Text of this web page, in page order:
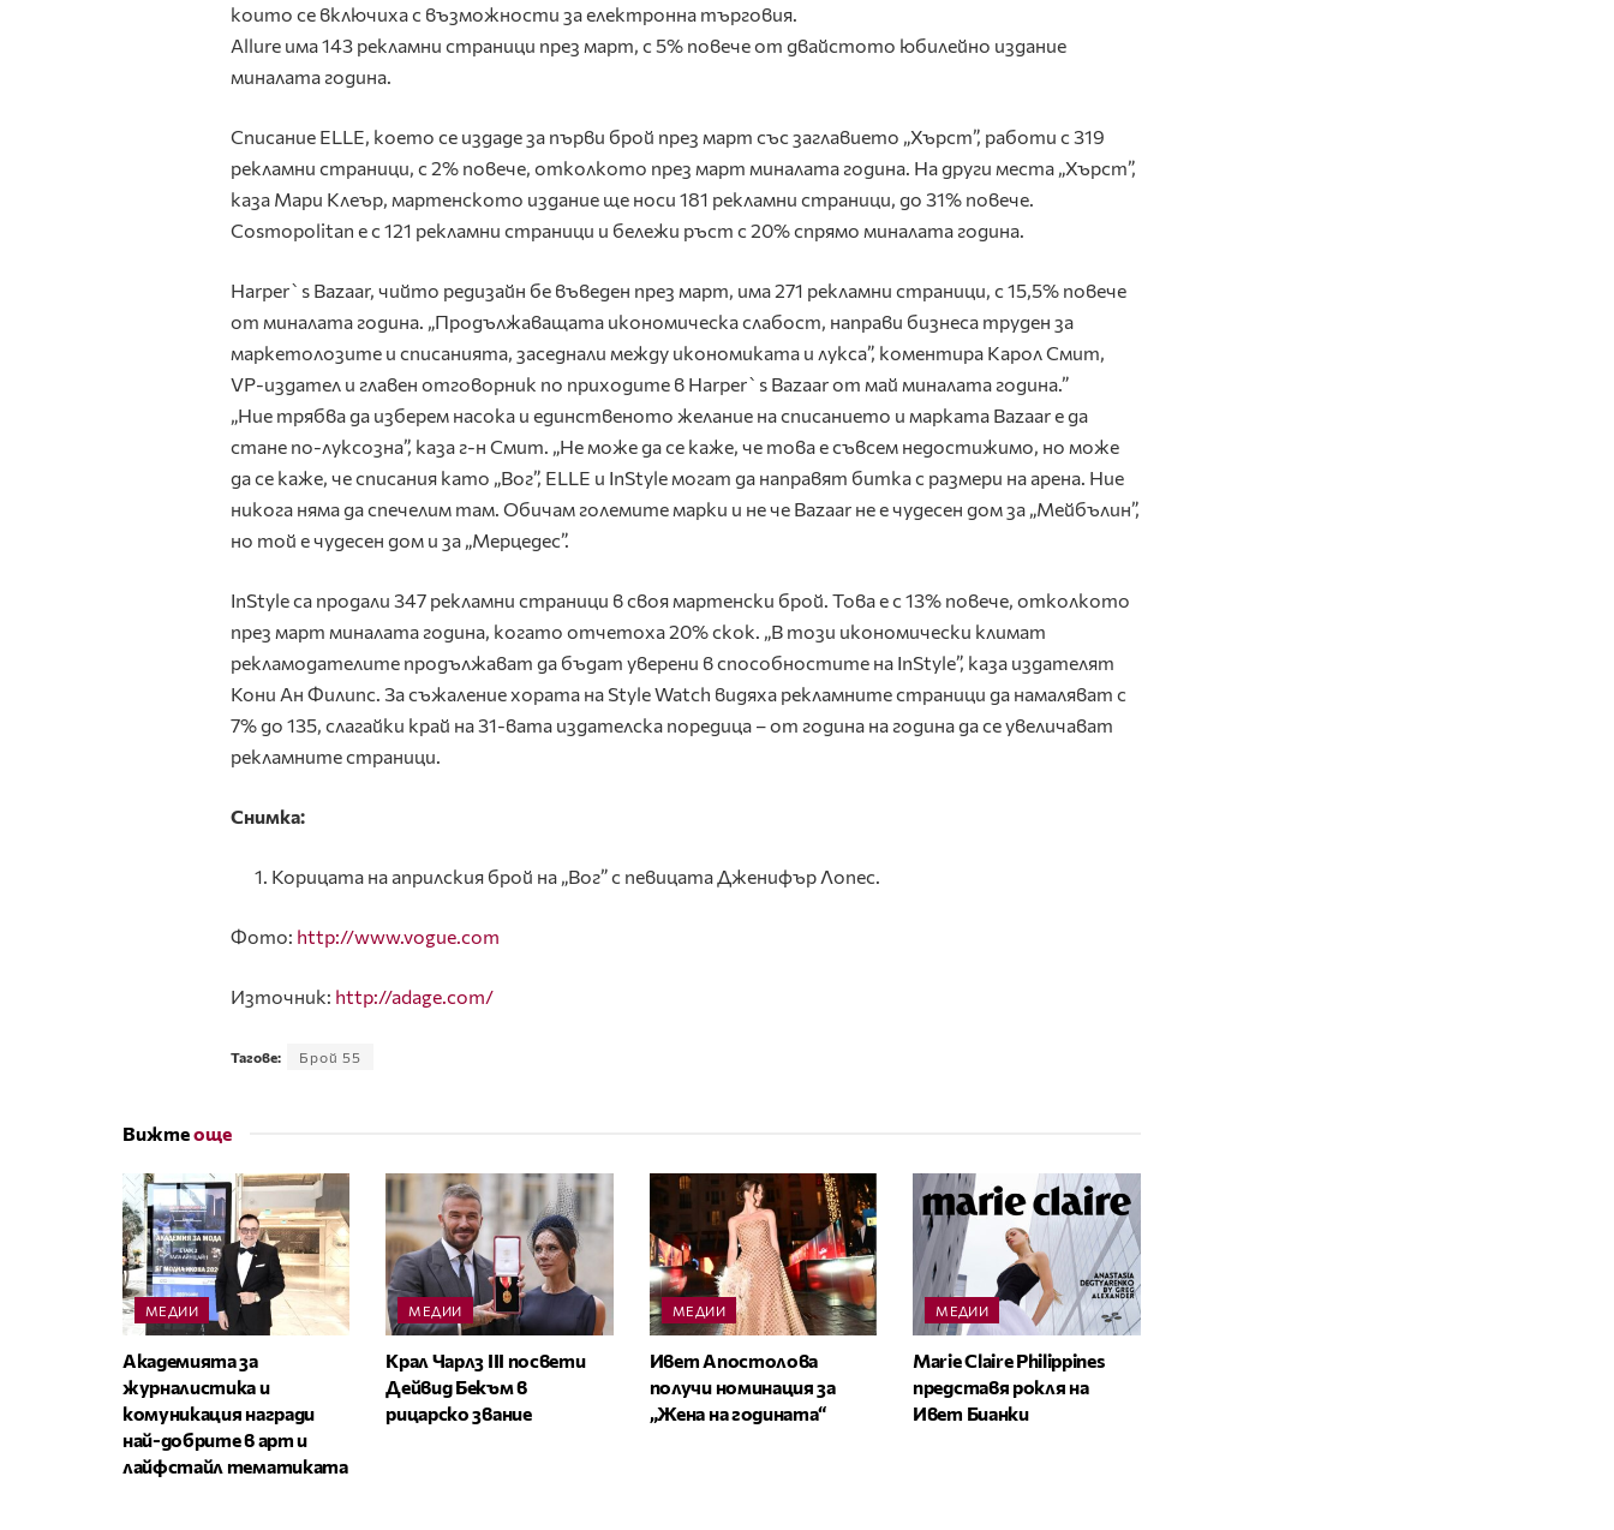
които се включиха с възможности за електронна търговия.
Allure има 143 рекламни страници през март, с 5% повече от двайстото юбилейно издание
миналата година.
Списание ELLE, което се издаде за първи брой през март със заглавието „Хърст”, работи с 319
рекламни страници, с 2% повече, отколкото през март миналата година. На други места „Хърст”,
каза Мари Клеър, мартенското издание ще носи 181 рекламни страници, до 31% повече.
Cosmopolitan е с 121 рекламни страници и бележи ръст с 20% спрямо миналата година.
Harper`s Bazaar, чийто редизайн бе въведен през март, има 271 рекламни страници, с 15,5% повече
от миналата година. „Продължаващата икономическа слабост, направи бизнеса труден за
маркетолозите и списанията, заседнали между икономиката и лукса”, коментира Карол Смит,
VP-издател и главен отговорник по приходите в Harper`s Bazaar от май миналата година.”
„Ние трябва да изберем насока и единственото желание на списанието и марката Bazaar е да
стане по-луксозна”, каза г-н Смит. „Не може да се каже, че това е съвсем недостижимо, но може
да се каже, че списания като „Вог”, ELLE и InStyle могат да направят битка с размери на арена. Ние
никога няма да спечелим там. Обичам големите марки и не че Bazaar не е чудесен дом за „Мейбълин”,
но той е чудесен дом и за „Мерцедес”.
InStyle са продали 347 рекламни страници в своя мартенски брой. Това е с 13% повече, отколкото
през март миналата година, когато отчетоха 20% скок. „В този икономически климат
рекламодателите продължават да бъдат уверени в способностите на InStyle”, каза издателят
Кони Ан Филипс. За съжаление хората на Style Watch видяха рекламните страници да намаляват с
7% до 135, слагайки край на 31-вата издателска поредица – от година на година да се увеличават
рекламните страници.
Снимка:
Корицата на априлския брой на „Вог” с певицата Дженифър Лопес.
Фото: http://www.vogue.com
Източник: http://adage.com/
Тагове: Брой 55
Вижтеоще
МЕДИИ
Академията за
журналистика и
комуникация награди
най-добрите в арт и
лайфстайл тематиката
МЕДИИ
Крал Чарлз III посвети
Дейвид Бекъм в
рицарско звание
МЕДИИ
Ивет Апостолова
получи номинация за
„Жена на годината“
МЕДИИ
Marie Claire Philippines
представя рокля на
Ивет Бианки